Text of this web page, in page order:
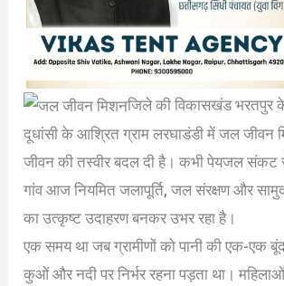
जिले की विकासखंड भरतपुर
दूधांसी के आश्रित ग्राम लरघाडंडी में जल जीवन
जीवन की तस्वीर बदल दी है। कभी पेयजल संकट
गांव आज नियमित जलापूर्ति, जल संरक्षण और
का उत्कृष्ट उदाहरण बनकर उभर रहा है।
एक समय था जब ग्रामीणों को पानी की एक-एक
कुओं और नदी पर निर्भर रहना पड़ता था।